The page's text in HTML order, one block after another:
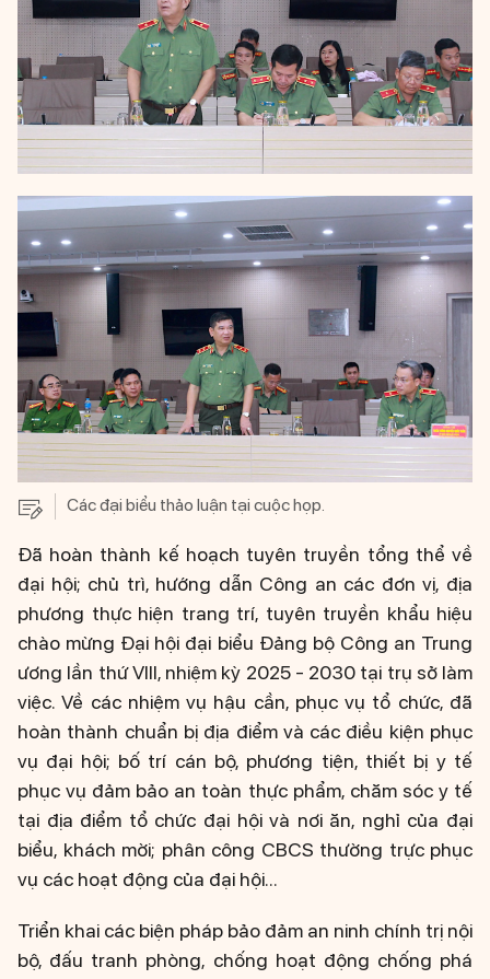
Các đại biểu thảo luận tại cuộc họp.
Đã hoàn thành kế hoạch tuyên truyền tổng thể về
đại hội; chủ trì, hướng dẫn Công an các đơn vị, địa
phương thực hiện trang trí, tuyên truyền khẩu hiệu
chào mừng Đại hội đại biểu Đảng bộ Công an Trung
ương lần thứ VIII, nhiệm kỳ 2025 - 2030 tại trụ sở làm
việc. Về các nhiệm vụ hậu cần, phục vụ tổ chức, đã
hoàn thành chuẩn bị địa điểm và các điều kiện phục
vụ đại hội; bố trí cán bộ, phương tiện, thiết bị y tế
phục vụ đảm bảo an toàn thực phẩm, chăm sóc y tế
tại địa điểm tổ chức đại hội và nơi ăn, nghỉ của đại
biểu, khách mời; phân công CBCS thường trực phục
vụ các hoạt động của đại hội...
Triển khai các biện pháp bảo đảm an ninh chính trị nội
bộ, đấu tranh phòng, chống hoạt động chống phá